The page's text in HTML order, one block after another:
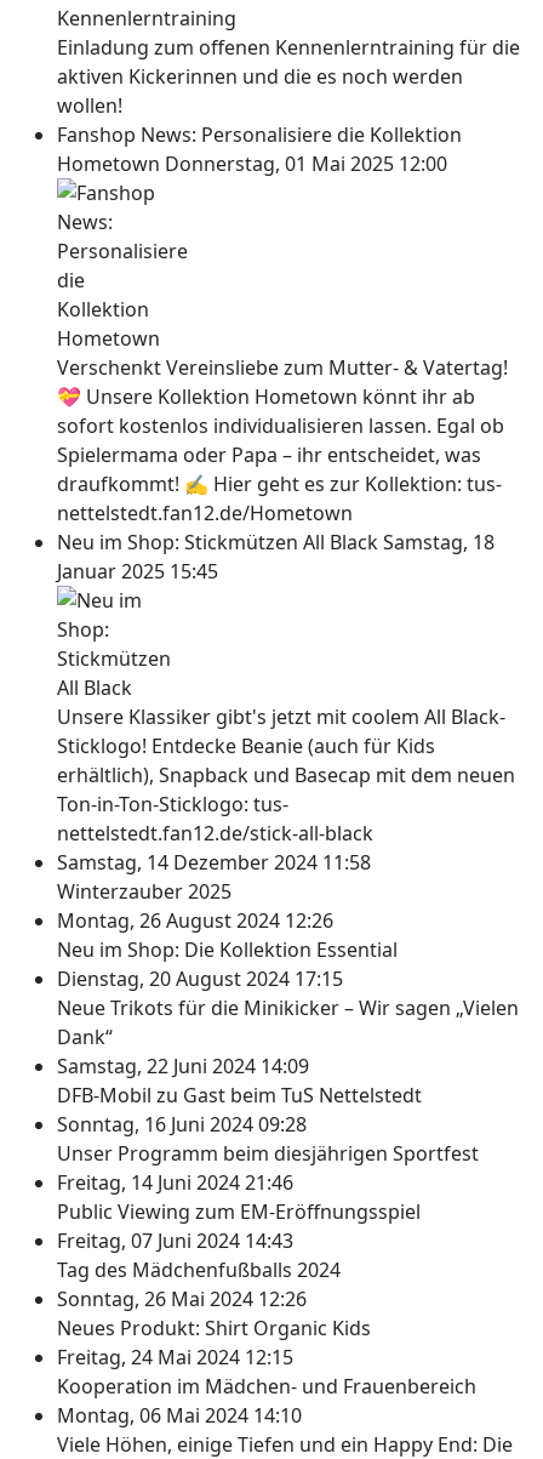
Einladung zum offenen Kennenlerntraining für die
aktiven Kickerinnen und die es noch werden
wollen!
Fanshop News: Personalisiere die Kollektion
Hometown Donnerstag, 01 Mai 2025 12:00
Verschenkt Vereinsliebe zum Mutter- & Vatertag!
💝 Unsere Kollektion Hometown könnt ihr ab
sofort kostenlos individualisieren lassen. Egal ob
Spielermama oder Papa – ihr entscheidet, was
draufkommt! ✍ Hier geht es zur Kollektion: tus-
nettelstedt.fan12.de/Hometown
Neu im Shop: Stickmützen All BlackSamstag, 18
Januar 2025 15:45
Unsere Klassiker gibt's jetzt mit coolem All Black-
Sticklogo! Entdecke Beanie (auch für Kids
erhältlich), Snapback und Basecap mit dem neuen
Ton-in-Ton-Sticklogo: tus-
nettelstedt.fan12.de/stick-all-black
Samstag, 14 Dezember 2024 11:58
Winterzauber 2025
Montag, 26 August 2024 12:26
Neu im Shop: Die Kollektion Essential
Dienstag, 20 August 2024 17:15
Neue Trikots für die Minikicker – Wir sagen „Vielen
Dank“
Samstag, 22 Juni 2024 14:09
DFB-Mobil zu Gast beim TuS Nettelstedt
Sonntag, 16 Juni 2024 09:28
Unser Programm beim diesjährigen Sportfest
Freitag, 14 Juni 2024 21:46
Public Viewing zum EM-Eröffnungsspiel
Freitag, 07 Juni 2024 14:43
Tag des Mädchenfußballs 2024
Sonntag, 26 Mai 2024 12:26
Neues Produkt: Shirt Organic Kids
Freitag, 24 Mai 2024 12:15
Kooperation im Mädchen- und Frauenbereich
Montag, 06 Mai 2024 14:10
Viele Höhen, einige Tiefen und ein Happy End: Die